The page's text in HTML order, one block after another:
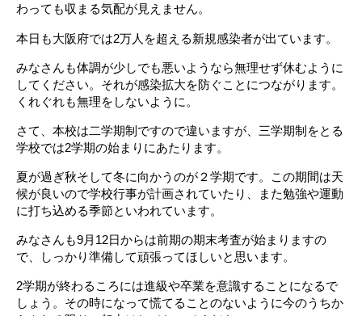
わっても収まる気配が見えません。
本日も大阪府では2万人を超える新規感染者が出ています。
みなさんも体調が少しでも悪いようなら無理せず休むように
してください。それが感染拡大を防ぐことにつながります。
くれぐれも無理をしないように。
さて、本校は二学期制ですので違いますが、三学期制をとる
学校では2学期の始まりにあたります。
夏が過ぎ秋そして冬に向かうのが２学期です。この期間は天
候が良いので学校行事が計画されていたり、また勉強や運動
に打ち込める季節といわれています。
みなさんも9月12日からは前期の期末考査が始まりますの
で、しっかり準備して頑張ってほしいと思います。
2学期が終わるころには進級や卒業を意識することになるで
しょう。その時になって慌てることのないように今のうちか